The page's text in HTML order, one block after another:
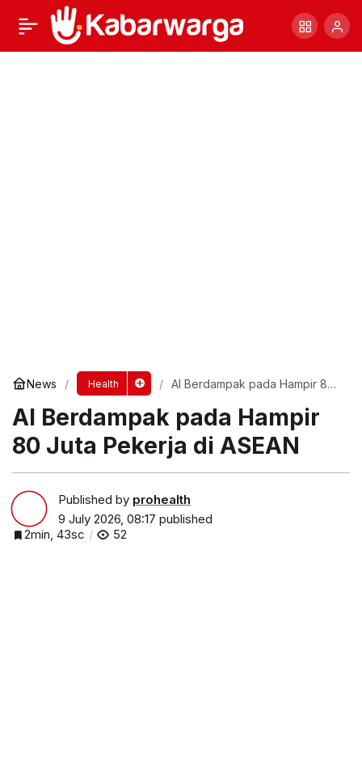
News Health
AI Berdampak pada Hampir 80
AI Berdampak pada Hampir
80 Juta Pekerja di ASEAN
Published by prohealth
9 July 2026, 08:17 published
2min, 43sc
52